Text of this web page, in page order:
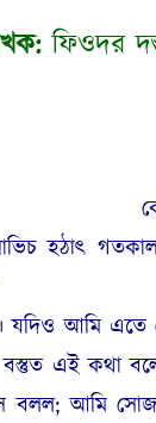
ফিওদর
হঠাৎ
যদিও আমি এতে
বস্তুত এই
বলল; আমি